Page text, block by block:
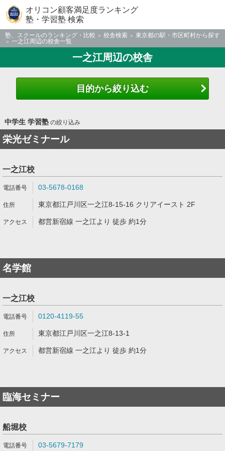
オリコン顧客満足度ランキング
塾・学習塾 検索
塾、スクールのランキング・比較 校舎検索
東京都の駅・市区町村から探す
一之江周辺の校舎一覧
一之江周辺の校舎
目的から絞り込む
中学生 学習塾の絞り込み
栄光ゼミナール
一之江校
03-5678-0168
東京都江戸川区一之江8-15-16 クリアイースト 2F
都営新宿線 一之江より 徒歩 約1分
名学館
一之江校
0120-4119-55
東京都江戸川区一之江8-13-1
都営新宿線 一之江より 徒歩 約1分
臨海セミナー
船堀校
03-5679-7179